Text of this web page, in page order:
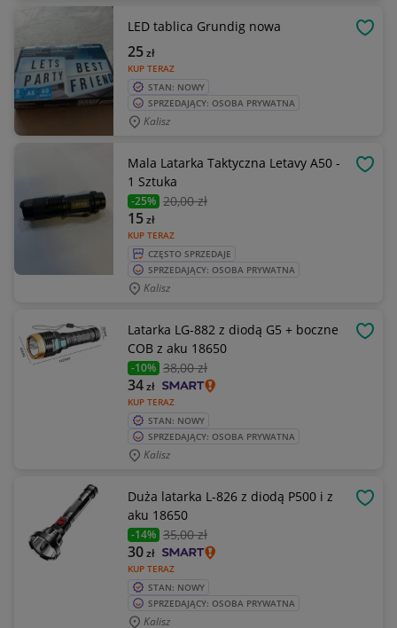
LED tablica Grundig nowa
KUP TERAZ
25zł
STAN: NOWY
SPRZEDAJĄCY: OSOBA PRYWATNA
Kalisz
Mala Latarka Taktyczna Letavy A50 -
1 Sztuka
-25% 20,00 zł
KUP TERAZ
15zł
CZĘSTO SPRZEDAJE
SPRZEDAJĄCY: OSOBA PRYWATNA
Kalisz
Latarka LG-882 z diodą G5 + boczne
COB z aku 18650
-10% 38,00 zł
KUP TERAZ
34zł
STAN: NOWY
SPRZEDAJĄCY: OSOBA PRYWATNA
Kalisz
Duża latarka L-826 z diodą P500 i z
aku 18650
-14% 35,00 zł
KUP TERAZ
30zł
STAN: NOWY
SPRZEDAJĄCY: OSOBA PRYWATNA
Kalisz